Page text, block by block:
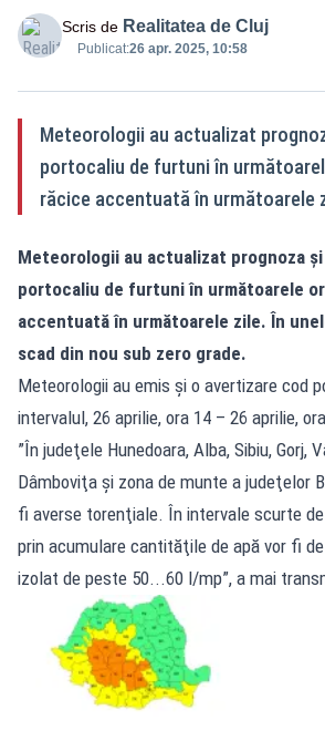
Scris de Realitatea de Cluj
Publicat:26 apr. 2025, 10:58
Meteorologii au actualizat
portocaliu de furtuni în
răcice accentuată în următoarele
Meteorologii au actualizat prognoza
portocaliu de furtuni în următoarele
accentuată în următoarele zile. În
scad din nou sub zero grade.
Meteorologii au emis şi o avertizare cod
intervalul, 26 aprilie, ora 14 – 26 aprilie,
”În judeţele Hunedoara, Alba, Sibiu, Gorj,
Dâmboviţa şi zona de munte a judeţelor
fi averse torenţiale. În intervale scurte
prin acumulare cantităţile de apă vor fi
izolat de peste 50...60 l/mp”, a mai